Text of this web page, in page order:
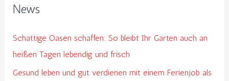
News
Schattige Oasen schaffen: So bleibt Ihr Garten auch an
heißen Tagen lebendig und frisch
Gesund leben und gut verdienen mit einem Ferienjob als